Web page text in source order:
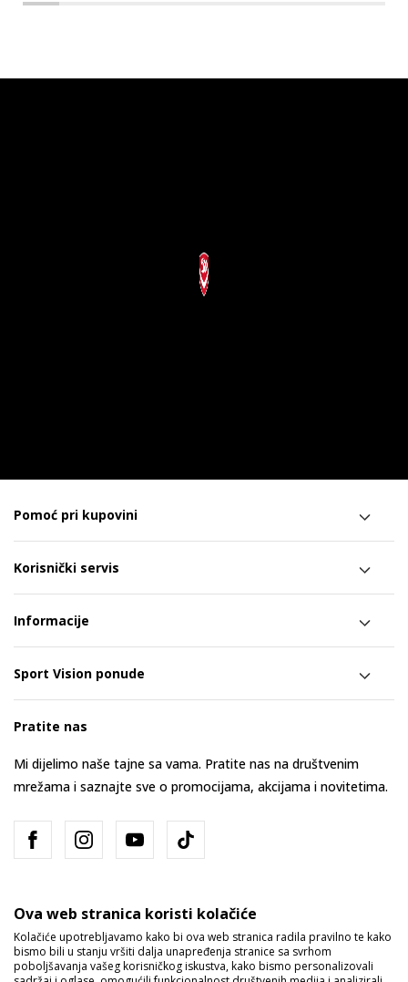
Pomoć pri kupovini
Korisnički servis
Informacije
Sport Vision ponude
Pratite nas
Mi dijelimo naše tajne sa vama. Pratite nas na društvenim
mrežama i saznajte sve o promocijama, akcijama i novitetima.
Bosna i Hercegovina Promijenite
Ova web stranica koristi kolačiće
Kolačiće upotrebljavamo kako bi ova web stranica radila pravilno te kako
bismo bili u stanju vršiti dalja unapređenja stranice sa svrhom
poboljšavanja vašeg korisničkog iskustva, kako bismo personalizovali